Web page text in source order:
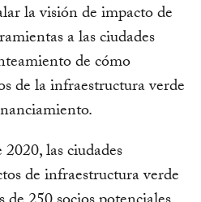
la visión de impacto de
a las ciudades
de cómo
de la infraestructura verde
las ciudades
de infraestructura verde